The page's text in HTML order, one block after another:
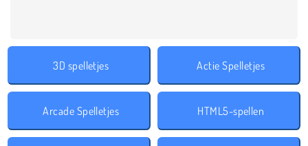
3D spelletjes Actie Spelletjes
Arcade Spelletjes HTML5-spellen